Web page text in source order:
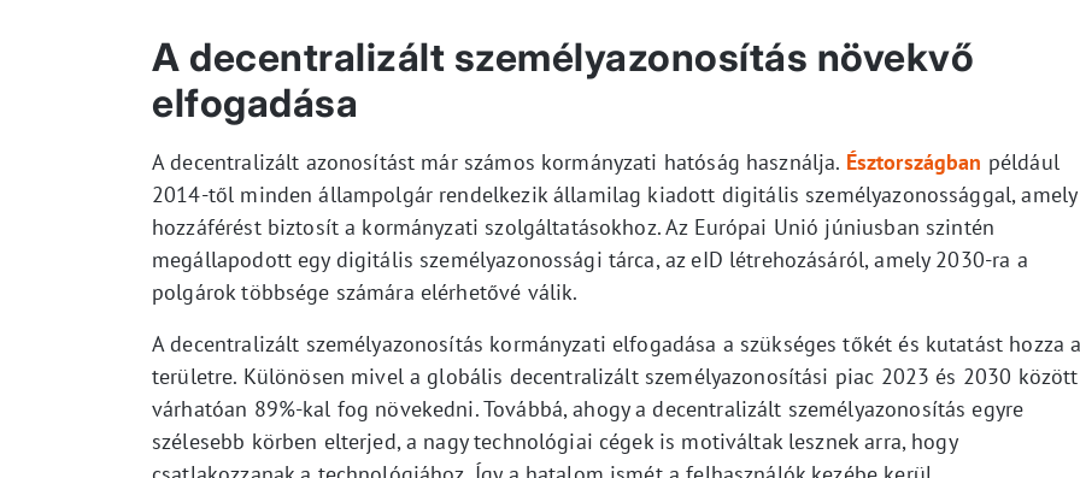
A decentralizált személyazonosítás növekvő
elfogadása
A decentralizált azonosítást már számos kormányzati hatóság használja. Észtországban például
2014-től minden állampolgár rendelkezik államilag kiadott digitális személyazonossággal, amely
hozzáférést biztosít a kormányzati szolgáltatásokhoz. Az Európai Unió júniusban szintén
megállapodott egy digitális személyazonossági tárca, az eID létrehozásáról, amely 2030-ra a
polgárok többsége számára elérhetővé válik.
A decentralizált személyazonosítás kormányzati elfogadása a szükséges tőkét és kutatást hozza
területre. Különösen mivel a globális decentralizált személyazonosítási piac 2023 és 2030 között
várhatóan 89%-kal fog növekedni. Továbbá, ahogy a decentralizált személyazonosítás egyre
szélesebb körben elterjed, a nagy technológiai cégek is motiváltak lesznek arra, hogy